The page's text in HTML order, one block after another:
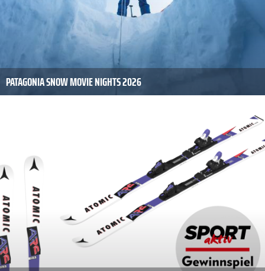
PATAGONIA SNOW MOVIE NIGHTS 2026